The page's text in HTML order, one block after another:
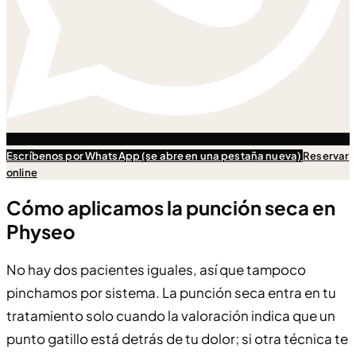
Escríbenospor WhatsApp (se abre en una pestaña nueva) Reservar
online
Cómo aplicamos la punción seca en
Physeo
No hay dos pacientes iguales, así que tampoco
pinchamos por sistema. La punción seca entra en tu
tratamiento solo cuando la valoración indica que un
punto gatillo está detrás de tu dolor; si otra técnica te